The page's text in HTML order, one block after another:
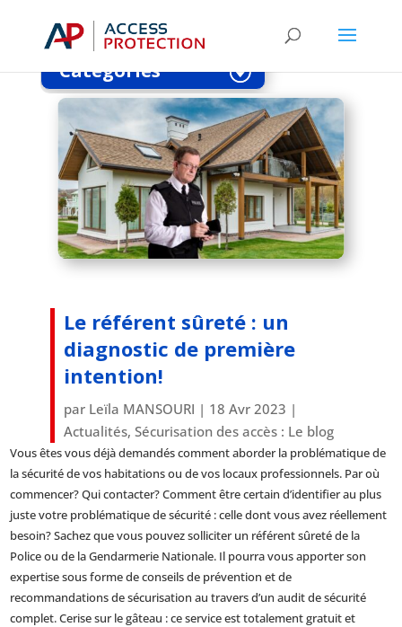
Catégories
Le référent sûreté : un
diagnostic de première
intention!
par Leïla MANSOURI | 18 Avr 2023 |
Actualités, Sécurisation des accès : Le blog
Vous êtes vous déjà demandés comment aborder la problématique de
la sécurité de vos habitations ou de vos locaux professionnels. Par où
commencer? Qui contacter? Comment être certain d’identifier au plus
juste votre problématique de sécurité : celle dont vous avez réellement
besoin? Sachez que vous pouvez solliciter un référent sûreté de la
Police ou de la Gendarmerie Nationale. Il pourra vous apporter son
expertise sous forme de conseils de prévention et de
recommandations de sécurisation au travers d’un audit de sécurité
complet. Cerise sur le gâteau : ce service est totalement gratuit et